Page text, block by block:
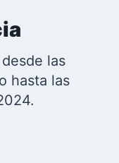
las
hasta las